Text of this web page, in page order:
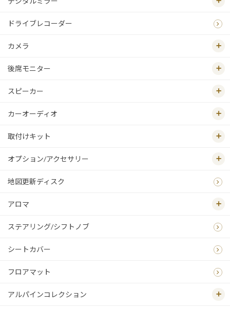
ドライブレコーダー
カメラ
後席モニター
スピーカー
カーオーディオ
取付けキット
オプション/アクセサリー
地図更新ディスク
アロマ
ステアリング/シフトノブ
シートカバー
フロアマット
アルパインコレクション